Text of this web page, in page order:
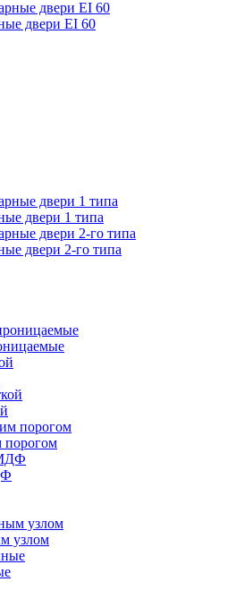
двери EI 60
двери 1 типа
двери 2-го типа
узлом